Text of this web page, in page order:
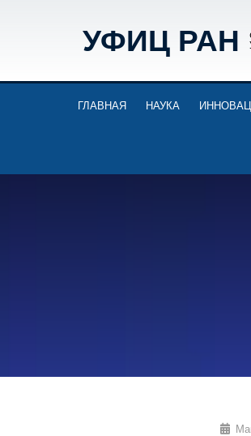
УФИЦ РАН
ГЛАВНАЯ НАУКА